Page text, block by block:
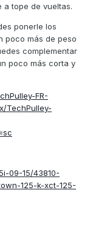
en autovía (lo
a 11,5 o
Si me podéis
a tope de vueltas.
ponerle los
poco más de peso
complementar
poco más corta y
FR-
TechPulley-
09-15/43810-
125-k-xct-125-